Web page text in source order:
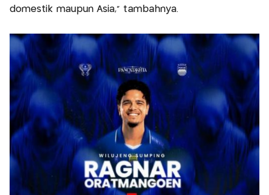
domestik maupun Asia," tambahnya.